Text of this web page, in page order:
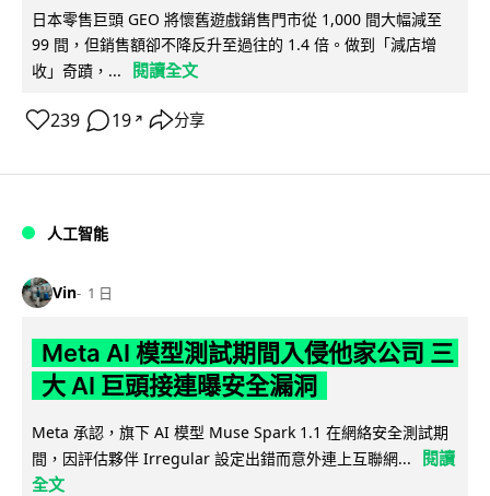
日本零售巨頭 GEO 將懷舊遊戲銷售門市從 1,000 間大幅減至
99 間，但銷售額卻不降反升至過往的 1.4 倍。做到「減店增
收」奇蹟，...
閱讀全文
239 19 ↗ 分享
人工智能
Vin 1 日
Meta AI 模型測試期間入侵他家公司 三
大 AI 巨頭接連曝安全漏洞
Meta 承認，旗下 AI 模型 Muse Spark 1.1 在網絡安全測試期
間，因評估夥伴 Irregular 設定出錯而意外連上互聯網...
閱讀
全文